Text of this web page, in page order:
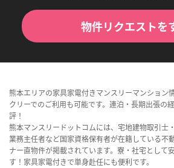
物件リクエストを
熊本エリアの家具家電付きマンスリーマンション
クリーでのご利用も可能です。連泊・長期出張の
評！
熊本マンスリードットコムには、宅地建物取引士
業務主任者など国家資格保有者が在籍している不
ナー直物件が掲載されています。寮・社宅として
す！家具家電付きで単身赴任にも便利です。